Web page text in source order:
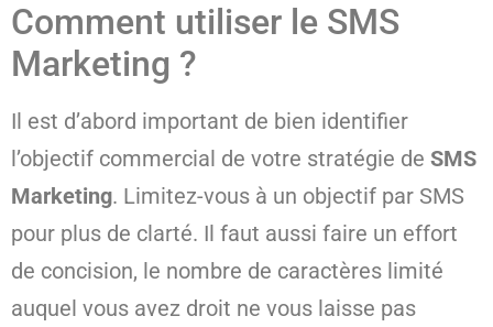
Comment utiliser le SMS
Marketing ?
Il est d’abord important de bien identifier
l’objectif commercial de votre stratégie de SMS
Marketing. Limitez-vous à un objectif par SMS
pour plus de clarté. Il faut aussi faire un effort
de concision, le nombre de caractères limité
auquel vous avez droit ne vous laisse pas